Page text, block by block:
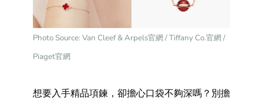
Photo Source: Van Cleef & Arpels官網 / Tiffany Co.官網 /
Piaget官網
想要入手精品項鍊，卻擔心口袋不夠深嗎？別擔